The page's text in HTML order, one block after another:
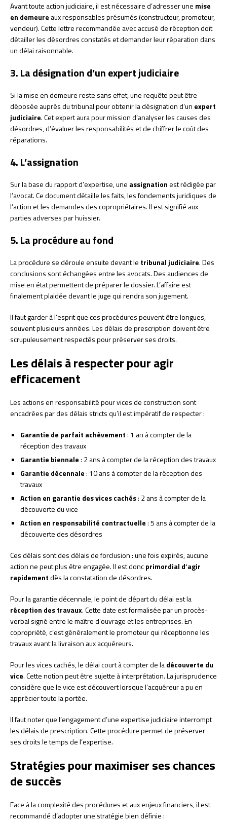
Avant toute action judiciaire, il est nécessaire d’adresser une mise
en demeure aux responsables présumés (constructeur, promoteur,
vendeur). Cette lettre recommandée avec accusé de réception doit
détailler les désordres constatés et demander leur réparation dans
un délai raisonnable.
3. La désignation d’un expert judiciaire
Si la mise en demeure reste sans effet, une requête peut être
déposée auprès du tribunal pour obtenir la désignation d’un expert
judiciaire. Cet expert aura pour mission d’analyser les causes des
désordres, d’évaluer les responsabilités et de chiffrer le coût des
réparations.
4. L’assignation
Sur la base du rapport d’expertise, une assignationest rédigée par
l’avocat. Ce document détaille les faits, les fondements juridiques de
l’action et les demandes des copropriétaires. Il est signifié aux
parties adverses par huissier.
5. La procédure au fond
La procédure se déroule ensuite devant le tribunal judiciaire. Des
conclusions sont échangées entre les avocats. Des audiences de
mise en état permettent de préparer le dossier. L’affaire est
finalement plaidée devant le juge qui rendra son jugement.
Il faut garder à l’esprit que ces procédures peuvent être longues,
souvent plusieurs années. Les délais de prescription doivent être
scrupuleusement respectés pour préserver ses droits.
Les délais à respecter pour agir
efficacement
Les actions en responsabilité pour vices de construction sont
encadrées par des délais stricts qu’il est impératif de respecter :
Garantie de parfait achèvement: 1 an à compter de la
réception des travaux
Garantie biennale: 2 ans à compter de la réception des travaux
Garantie décennale: 10 ans à compter de la réception des
travaux
Action en garantie des vices cachés: 2 ans à compter de la
découverte du vice
Action en responsabilité contractuelle: 5 ans à compter de la
découverte des désordres
Ces délais sont des délais de forclusion : une fois expirés, aucune
action ne peut plus être engagée. Il est doncprimordial d’agir
rapidementdès la constatation de désordres.
Pour la garantie décennale, le point de départ du délai est la
réception des travaux. Cette date est formalisée par un procès-
verbal signé entre le maître d’ouvrage et les entreprises. En
copropriété, c’est généralement le promoteur qui réceptionne les
travaux avant la livraison aux acquéreurs.
Pour les vices cachés, le délai court à compter de ladécouverte du
vice. Cette notion peut être sujette à interprétation. La jurisprudence
considère que le vice est découvert lorsque l’acquéreur a pu en
apprécier toute la portée.
Il faut noter que l’engagement d’une expertise judiciaire interrompt
les délais de prescription. Cette procédure permet de préserver
ses droits le temps de l’expertise.
Stratégies pour maximiser ses chances
de succès
Face à la complexité des procédures et aux enjeux financiers, il est
recommandé d’adopter une stratégie bien définie :